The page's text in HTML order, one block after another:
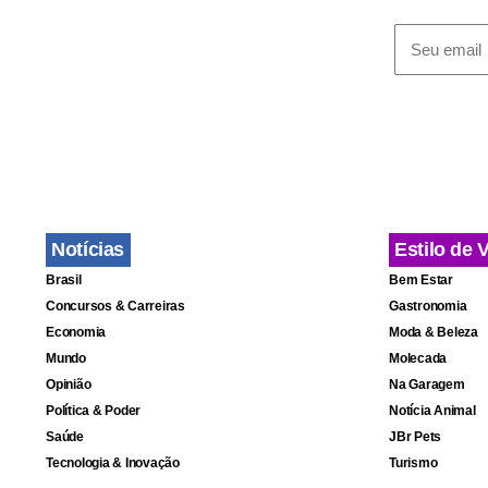
2005.
Sobre o
chegar a
sociais de
resposta
Notícias
Brasil
Concursos & Carreiras
Economia
Mundo
Opinião
Política & Poder
Saúde
Tecnologia & Inovação
Estilo de
Bem Estar
Gastronomia
Moda & Beleza
Molecada
Na Garagem
Notícia Animal
JBr Pets
Turismo